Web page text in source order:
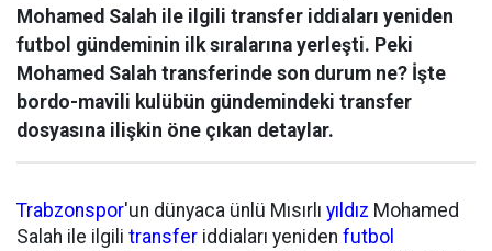
Mohamed Salah ile ilgili transfer iddiaları yeniden
futbol gündeminin ilk sıralarına yerleşti. Peki
Mohamed Salah transferinde son durum ne? İşte
bordo-mavili kulübün gündemindeki transfer
dosyasına ilişkin öne çıkan detaylar.
Trabzonspor'un dünyaca ünlü Mısırlı yıldız Mohamed
Salah ile ilgili transfer iddiaları yeniden futbol